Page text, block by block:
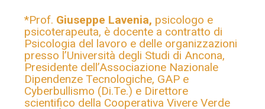
*Prof. Giuseppe Lavenia, psicologo e
psicoterapeuta, è docente a contratto di
Psicologia del lavoro e delle organizzazioni
presso l’Università degli Studi di Ancona,
Presidente dell’Associazione Nazionale
Dipendenze Tecnologiche, GAP e
Cyberbullismo (Di.Te.) e Direttore
scientifico della Cooperativa Vivere Verde